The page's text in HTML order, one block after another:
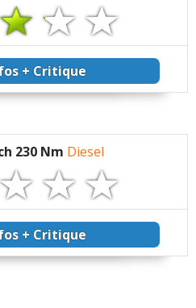
+ Critique
230 Nm Diesel
+ Critique